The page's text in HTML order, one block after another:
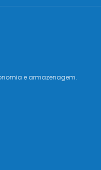
e armazenagem.